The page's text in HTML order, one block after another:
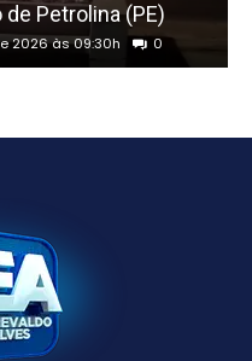
Petrolina (PE)
2026 às 09:30h 0